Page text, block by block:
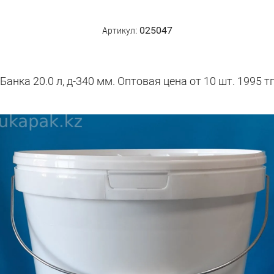
Артикул:025047
Банка 20.0 л, д-340 мм. Оптовая цена от 10 шт. 1995 тг